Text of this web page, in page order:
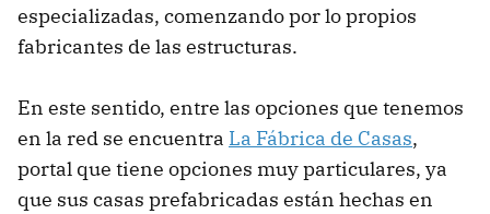
especializadas, comenzando por lo propios
fabricantes de las estructuras.
En este sentido, entre las opciones que tenemos
en la red se encuentra La Fábrica de Casas,
portal que tiene opciones muy particulares, ya
que sus casas prefabricadas están hechas en